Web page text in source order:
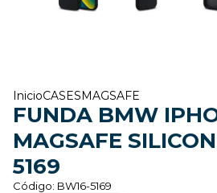
InicioCASES MAGSAFE
FUNDA BMW
MAGSAFE
5169
Código: BW16-5169